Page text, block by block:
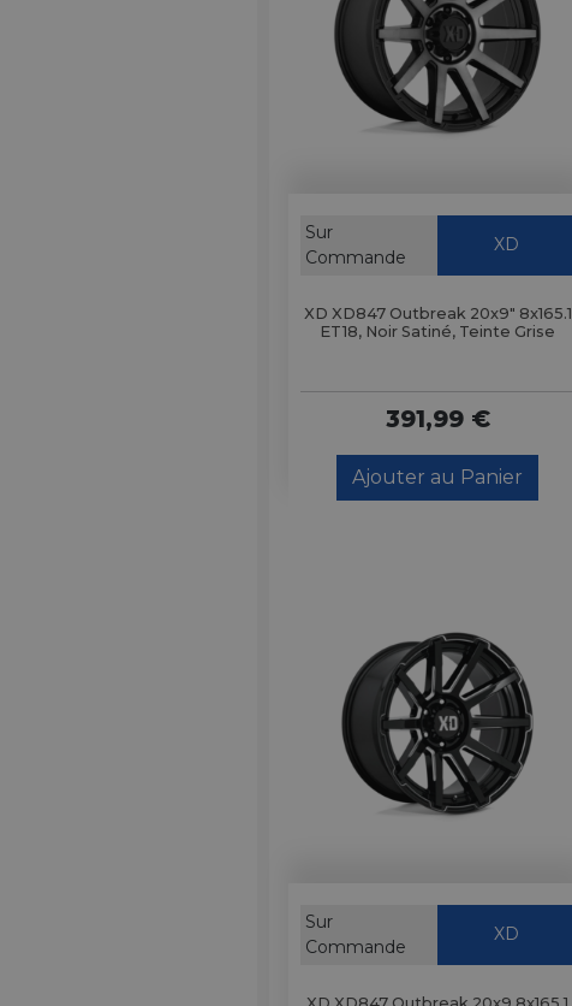
Sur
Commande
XD
XD XD847 Outbreak 20x9" 8x165.1
ET18, Noir Satiné, Teinte Grise
391,99 €
Ajouter au Panier
Sur
Commande
XD